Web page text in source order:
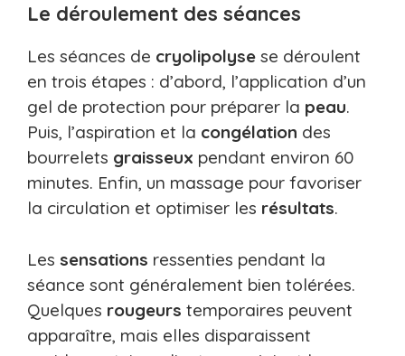
Le déroulement des séances
Les séances de cryolipolyse se déroulent
en trois étapes : d’abord, l’application d’un
gel de protection pour préparer la peau.
Puis, l’aspiration et la congélation des
bourrelets graisseux pendant environ 60
minutes. Enfin, un massage pour favoriser
la circulation et optimiser les résultats.
Les sensations ressenties pendant la
séance sont généralement bien tolérées.
Quelques rougeurs temporaires peuvent
apparaître, mais elles disparaissent